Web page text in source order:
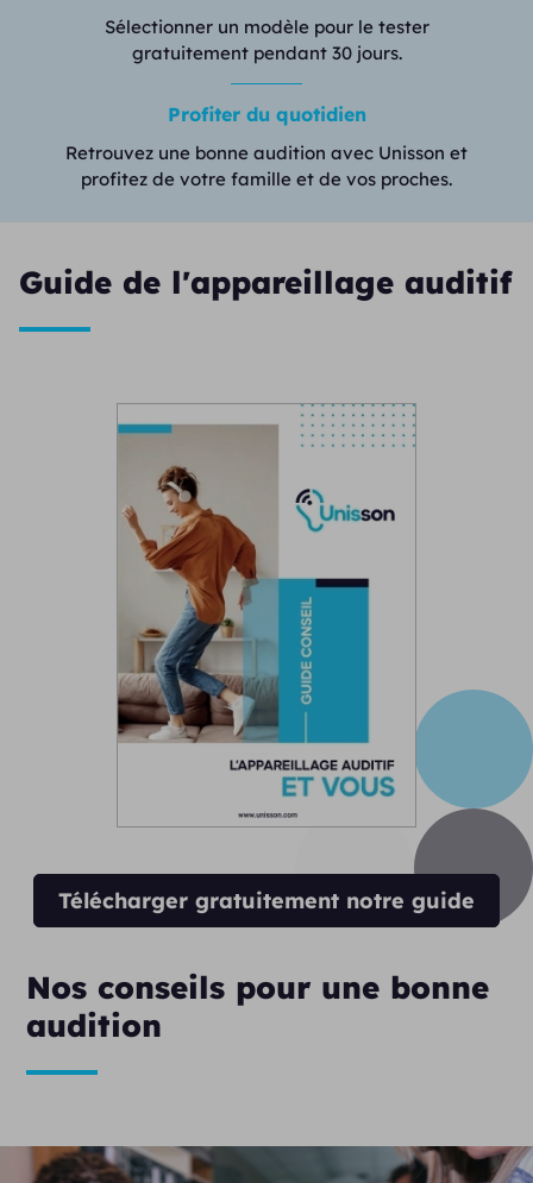
Sélectionner un modèle pour le tester
gratuitement pendant 30 jours.
Profiter du quotidien
Retrouvez une bonne audition avec Unisson et
profitez de votre famille et de vos proches.
Guide de l'appareillage auditif
Télécharger gratuitement notre guide
Nos conseils pour une bonne
audition